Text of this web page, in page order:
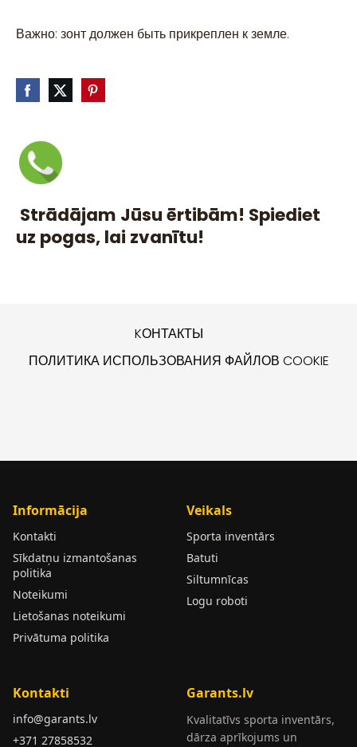
Strādājam Jūsu ērtibām! Spiediet
uz pogas, lai zvanītu!
Важно: зонт должен быть прикреплен к земле.
KОНТАКТЫ
ПОЛИТИКА ИСПОЛЬЗОВАНИЯ ФАЙЛОВ COOKIE
Informācija
Kontakti
Sīkdatņu izmantošanas
politika
Noteikumi
Lietošanas noteikumi
Privātuma politika
Veikals
Sporta inventārs
Batuti
Siltumnīcas
Logu roboti
Kontakti
info@garants.lv
+371 27858532
Garants.lv
Kvalitatīvs sporta inventārs,
dārza aprīkojums un